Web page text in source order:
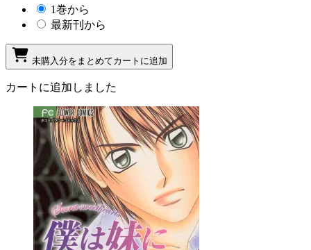
1巻から
最新刊から
未購入分をまとめてカートに追加
カートに追加しました